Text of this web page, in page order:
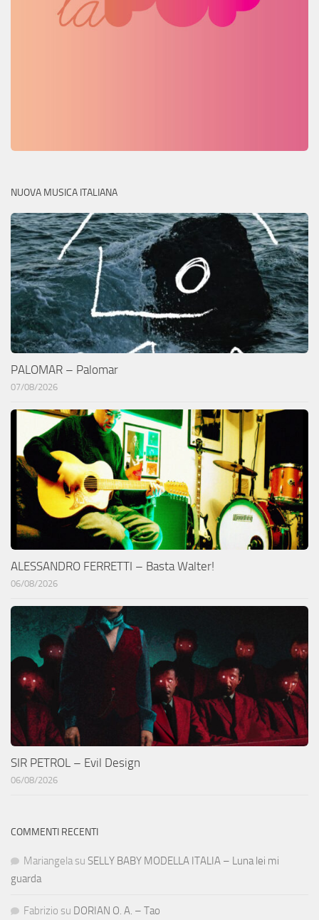
NUOVA MUSICA ITALIANA
PALOMAR – Palomar
07/08/2026
ALESSANDRO FERRETTI – Basta Walter!
06/08/2026
SIR PETROL – Evil Design
06/08/2026
COMMENTI RECENTI
Mariangela su SELLY BABY MODELLA ITALIA – Luna lei mi
guarda
Fabrizio su DORIAN O. A. – Tao